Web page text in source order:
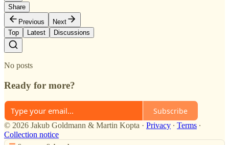
Share
Previous
Next
Top
Latest Discussions
No posts
Ready for more?
Subscribe
© 2026 Jakub Goldmann & Martin Kopta · Privacy ∙ Terms ∙
Collection notice